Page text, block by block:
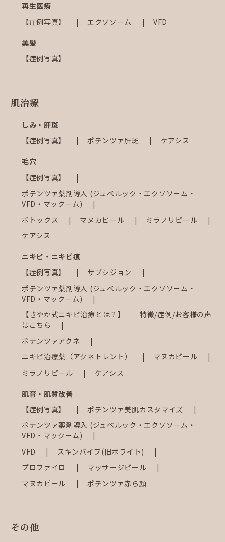
再生医療
【症例写真】
エクソソーム VFD
美髪
【症例写真】
肌治療
しみ・肝斑
【症例写真】
ポテンツァ肝斑 ケアシス
毛穴
【症例写真】
ポテンツァ薬剤導入 (ジュベルック・エクソソーム・
VFD・マックーム)
ボトックス
マヌカピール
ミラノリピール
ケアシス
ニキビ・ニキビ痕
【症例写真】
サブシジョン
ポテンツァ薬剤導入 (ジュベルック・エクソソーム・
VFD・マックーム)
【さやか式ニキビ治療とは？】 特徴/症例/お客様の声
はこちら
ポテンツァアクネ
ニキビ治療薬（アクネトレント）
マヌカピール
ミラノリピール
ケアシス
肌育・肌質改善
【症例写真】
ポテンツァ美肌カスタマイズ
ポテンツァ薬剤導入 (ジュベルック・エクソソーム・
VFD・マックーム)
VFD
スキンバイブ(旧ボライト)
プロファイロ
マッサージピール
マヌカピール
ポテンツァ赤ら顔
その他